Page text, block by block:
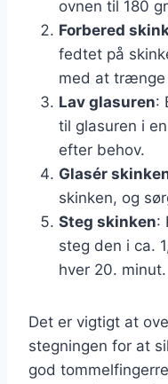
ovnen til 180
Forbered
fedtet på
med at trænge
Lav glasuren:
til glasuren i
efter behov.
Glasér
skinken, og
Steg skinken:
steg den i ca.
hver 20. minut.
Det er vigtigt at
stegningen for at
god